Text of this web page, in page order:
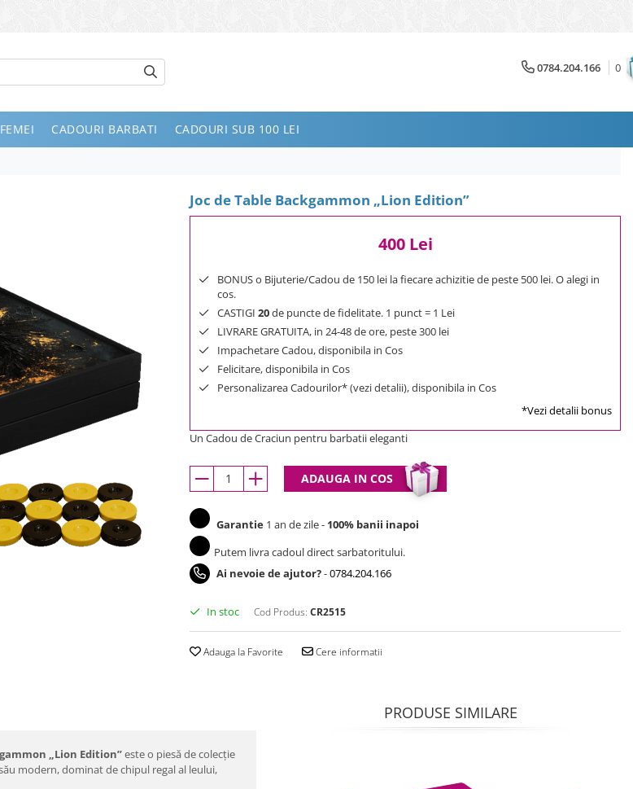
0784.204.166 0
CADOURI BARBATI CADOURI SUB 100 LEI
Joc de Table Backgammon „Lion Edition”
400 Lei
BONUS o Bijuterie/Cadou de 150 lei la fiecare achizitie de peste 500 lei. O alegi in
cos.
CASTIGI 20de puncte de fidelitate. 1 punct = 1 Lei
LIVRARE GRATUITA, in 24-48 de ore, peste 300 lei
Impachetare Cadou, disponibila in Cos
Felicitare, disponibila in Cos
Personalizarea Cadourilor* (vezi detalii), disponibila in Cos
*Vezi detalii bonus
Un Cadou de Craciun pentru barbatii eleganti
ADAUGA IN COS
Garantie 1 an de zile - 100% banii inapoi
Putem livra cadoul direct sarbatoritului.
Ai nevoie de ajutor?-0784.204.166
In stoc Cod Produs: CR2515
Adauga la Favorite Cere informatii
„Lion Edition”este o piesă de colecție
modern, dominat de chipul regal al leului,
PRODUSE SIMILARE